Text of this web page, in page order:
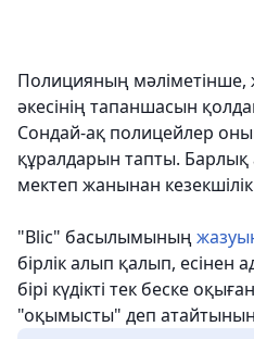
Полицияның
әкесінің тапаншасын
Сондай-ақ полицейлер
құралдарын тапты.
мектеп жанынан
"Blic" басылымының
бірлік алып қалып,
бірі күдікті тек беске
"оқымысты" деп